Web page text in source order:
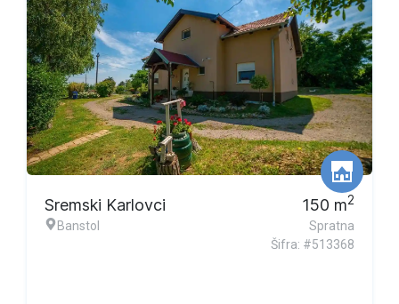
Sremski Karlovci
Banstol
150 m2
Spratna
Šifra: #513368